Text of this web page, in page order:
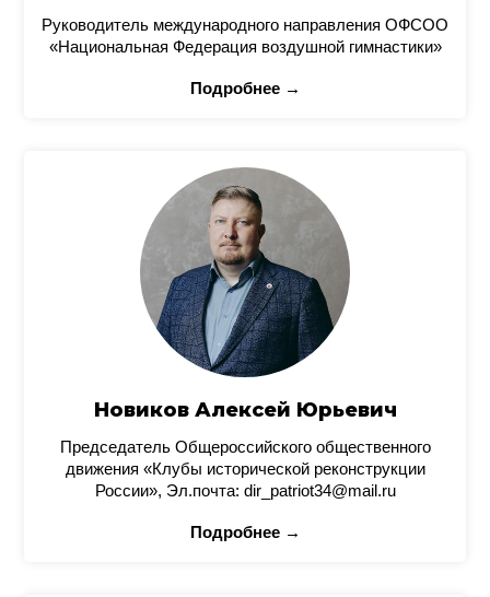
Руководитель международного направления ОФСОО
«Национальная Федерация воздушной гимнастики»
Подробнее →
Новиков Алексей Юрьевич
Председатель Общероссийского общественного
движения «Клубы исторической реконструкции
России», Эл.почта: dir_patriot34@mail.ru
Подробнее →